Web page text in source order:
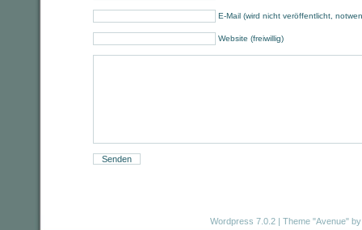
E-Mail (wird nicht veröffentlicht,
Website (freiwillig)
Wordpress 7.0.2 | Theme "Avenue"